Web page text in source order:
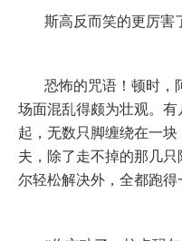
斯高反而笑的更厉害
恐怖的咒语！顿时，
场面混乱得颇为壮观。
起，无数只脚缠绕在一
夫，除了走不掉的那几
尔轻松解决外，全都跑得